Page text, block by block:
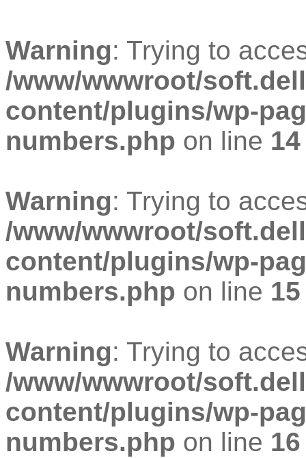
Warning: Trying to
/www/wwwroot/
content/plugins/wp-
numbers.php on line 14
Warning: Trying to
/www/wwwroot/
content/plugins/wp-
numbers.php on line 15
Warning: Trying to
/www/wwwroot/
content/plugins/wp-
numbers.php on line 16